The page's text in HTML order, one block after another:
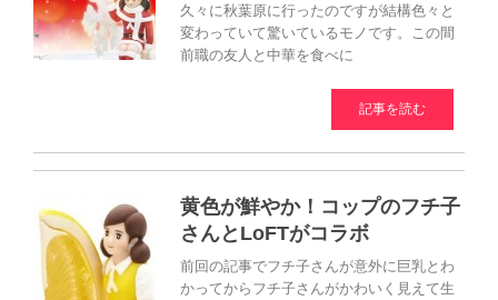
久々に秋葉原に行ったのですが結構色々と
変わっていて驚いているモノです。この間
前職の友人と中華を食べに
記事を読む
黄色が鮮やか！コップのフチ子
さんとLoFTがコラボ
前回の記事でフチ子さんが意外に巨乳とわ
かってからフチ子さんがかわいく見えて生